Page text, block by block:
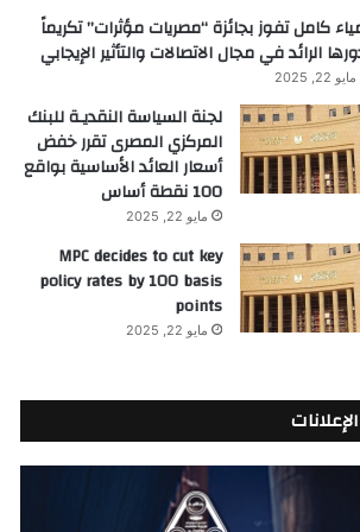
كامل تفوز بجائزة “مصريات مؤثرات” تكريماً
الرائد في مجال الاتصالات والتأثير الإيجابي
مايو 22, 2025
لجنة السياسة النقديـة للبنك
المركزي المصرى تقرر خفض
أسعار العائد الأساسية بواقع
100 نقطة أساس
مايو 22, 2025
MPC decides to cut key
policy rates by 100 basis
points
مايو 22, 2025
الإعلانات